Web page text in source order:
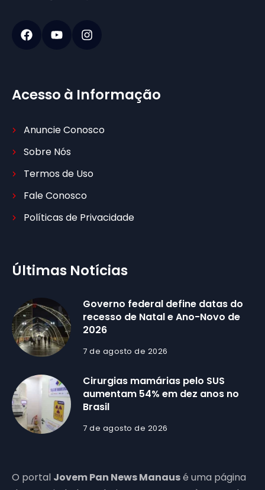
Acesso à Informação
Anuncie Conosco
Sobre Nós
Termos de Uso
Fale Conosco
Políticas de Privacidade
Últimas Notícias
Governo federal define datas do
recesso de Natal e Ano-Novo de
2026
7 de agosto de 2026
Cirurgias mamárias pelo SUS
aumentam 54% em dez anos no
Brasil
7 de agosto de 2026
O portal Jovem Pan News Manausé uma página